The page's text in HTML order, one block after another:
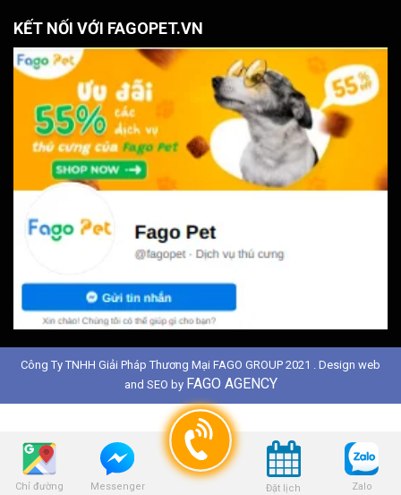
Chỉ đường Messenger Đặt lịch Zalo
KẾT NỐI VỚI FAGOPET.VN
Công Ty TNHH Giải Pháp Thương Mại FAGO GROUP 2021 . Design web
and SEO by FAGO AGENCY